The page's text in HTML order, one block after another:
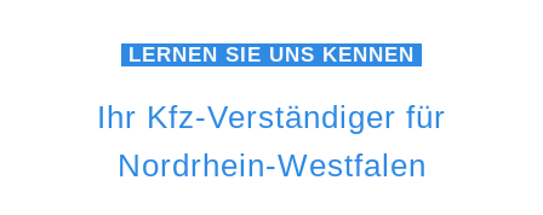
LERNEN SIE UNS KENNEN
Ihr Kfz-Verständiger für
Nordrhein-Westfalen